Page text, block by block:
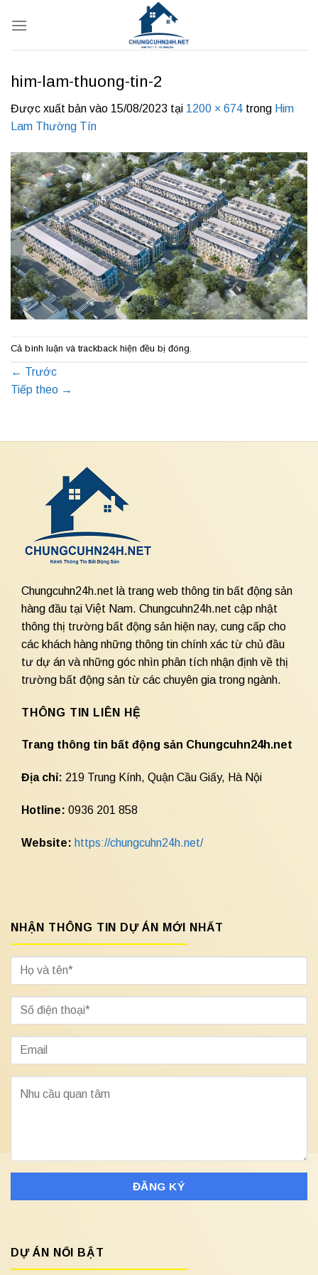
qua
him-lam-thuong-tin-2
Được xuất bản vào 15/08/2023 tại 1200 × 674 trong Him
Lam Thường Tín
Cả bình luận và trackback hiện đều bị đóng.
← Trước
Tiếp theo →
Chungcuhn24h.net là trang web thông tin bất động sản
hàng đầu tại Việt Nam. Chungcuhn24h.net cập nhật
thông thị trường bất động sản hiện nay, cung cấp cho
các khách hàng những thông tin chính xác từ chủ đầu
tư dự án và những góc nhìn phân tích nhận định về thị
trường bất động sản từ các chuyên gia trong ngành.
THÔNG TIN LIÊN HỆ
Trang thông tin bất động sản Chungcuhn24h.net
Địa chỉ: 219 Trung Kính, Quận Cầu Giấy, Hà Nội
Hotline: 0936 201 858
Website: https://chungcuhn24h.net/
NHẬN THÔNG TIN DỰ ÁN MỚI NHẤT
DỰ ÁN NỔI BẬT